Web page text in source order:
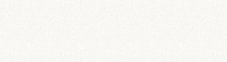
Kultur Wirtschaft
Kur und
Tourismus